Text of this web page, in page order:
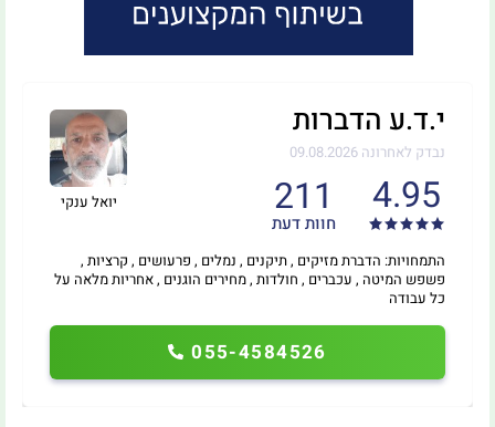
יואל ענקי
י.ד.ע הדברות
נבדק לאחרונה 09.08.2026
4.95
211
חוות דעת
055-4584526
התמחויות: הדברת מזיקים , תיקנים , נמלים , פרעושים , קרציות ,
פשפש המיטה , עכברים , חולדות , מחירים הוגנים , אחריות מלאה על
כל עבודה